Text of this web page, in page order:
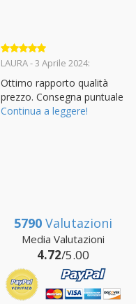
Valutato 5
LAURA - 3 Aprile 2024:
Ottimo rapporto qualità
prezzo. Consegna puntuale
Continua a leggere!
5790 Valutazioni
Media Valutazioni
4.72/5.00